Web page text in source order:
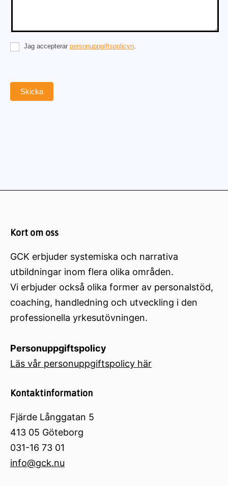
Jag accepterar personuppgiftspolicyn.
Skicka
Kort om oss
GCK erbjuder systemiska och narrativa
utbildningar inom flera olika områden.
Vi erbjuder också olika former av personalstöd,
coaching, handledning och utveckling i den
professionella yrkesutövningen.
Personuppgiftspolicy
Läs vår personuppgiftspolicy här
Kontaktinformation
Fjärde Långgatan 5
413 05 Göteborg
031-16 73 01
info@gck.nu